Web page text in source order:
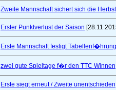
Zweite Mannschaft sichert sich die
Erster Punktverlust der Saison
Erste Mannschaft festigt
zwei gute Spieltage f�r den TTC Winnen
Erste siegt erneut / Zweite unentschieden